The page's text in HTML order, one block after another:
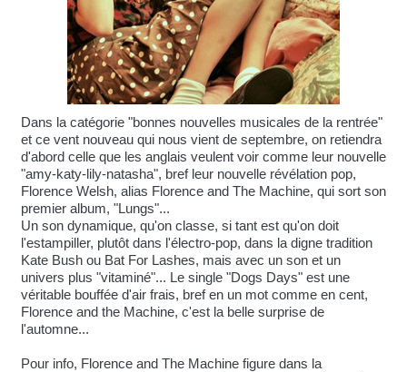
Dans la catégorie "bonnes nouvelles musicales de la rentrée"
et ce vent nouveau qui nous vient de septembre, on retiendra
d'abord celle que les anglais veulent voir comme leur nouvelle
"amy-katy-lily-natasha", bref leur nouvelle révélation pop,
Florence Welsh, alias Florence and The Machine, qui sort son
premier album, "Lungs"...
Un son dynamique, qu'on classe, si tant est qu'on doit
l'estampiller, plutôt dans l'électro-pop, dans la digne tradition
Kate Bush ou Bat For Lashes, mais avec un son et un
univers plus "vitaminé"... Le single "Dogs Days" est une
véritable bouffée d'air frais, bref en un mot comme en cent,
Florence and the Machine, c'est la belle surprise de
l'automne...
Pour info, Florence and The Machine figure dans la